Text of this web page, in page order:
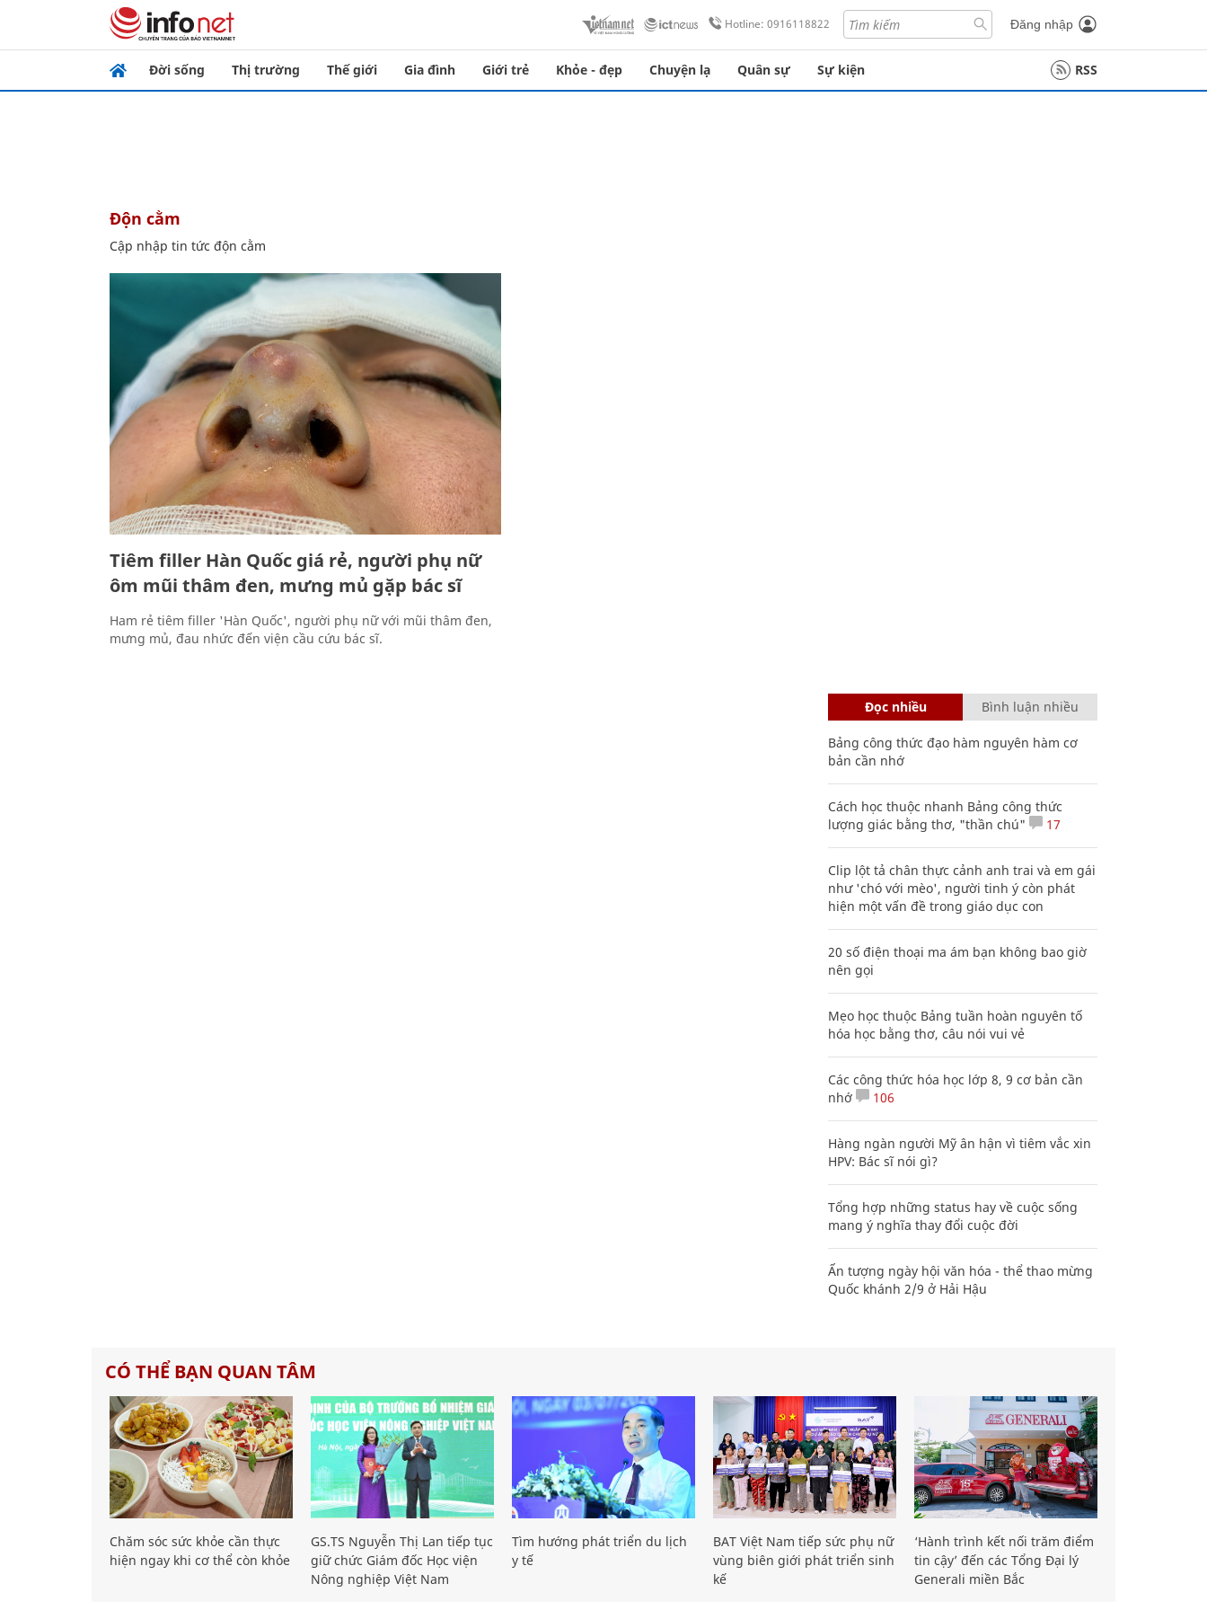
Hotline: 0916118822 Đăng nhập
Đời sống Thị trường Thế giới Gia đình Giới trẻ Khỏe - đẹp Chuyện lạ Quân sự Sự kiện RSS
độn cằm
Cập nhập tin tức độn cằm
Tiêm filler Hàn Quốc giá rẻ, người phụ nữ
ôm mũi thâm đen, mưng mủ gặp bác sĩ
Ham rẻ tiêm filler 'Hàn Quốc', người phụ nữ với mũi thâm đen,
mưng mủ, đau nhức đến viện cầu cứu bác sĩ.
Đọc nhiều Bình luận nhiều
Bảng công thức đạo hàm nguyên hàm cơ
bản cần nhớ
Cách học thuộc nhanh Bảng công thức
lượng giác bằng thơ, "thần chú"
17
Clip lột tả chân thực cảnh anh trai và em gái
như 'chó với mèo', người tinh ý còn phát
hiện một vấn đề trong giáo dục con
20 số điện thoại ma ám bạn không bao giờ
nên gọi
Mẹo học thuộc Bảng tuần hoàn nguyên tố
hóa học bằng thơ, câu nói vui vẻ
Các công thức hóa học lớp 8, 9 cơ bản cần
nhớ
106
Hàng ngàn người Mỹ ân hận vì tiêm vắc xin
HPV: Bác sĩ nói gì?
Tổng hợp những status hay về cuộc sống
mang ý nghĩa thay đổi cuộc đời
Ấn tượng ngày hội văn hóa - thể thao mừng
Quốc khánh 2/9 ở Hải Hậu
CÓ THỂ BẠN QUAN TÂM
Chăm sóc sức khỏe cần thực
hiện ngay khi cơ thể còn khỏe
GS.TS Nguyễn Thị Lan tiếp tục
giữ chức Giám đốc Học viện
Nông nghiệp Việt Nam
Tìm hướng phát triển du lịch
y tế
BAT Việt Nam tiếp sức phụ nữ
vùng biên giới phát triển sinh
kế
‘Hành trình kết nối trăm điểm
tin cậy’ đến các Tổng Đại lý
Generali miền Bắc